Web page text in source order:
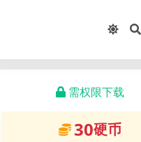
需权限下载
30硬币